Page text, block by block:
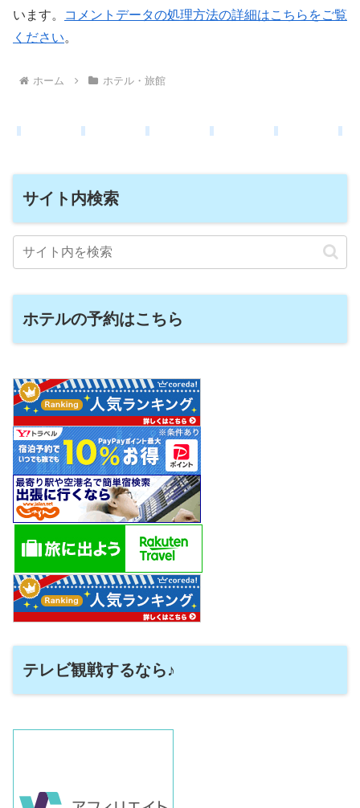
います。
コメントデータの処理方法の詳細はこちらをご覧
ください。
ホーム ホテル・旅館
サイト内検索
ホテルの予約はこちら
テレビ観戦するなら♪